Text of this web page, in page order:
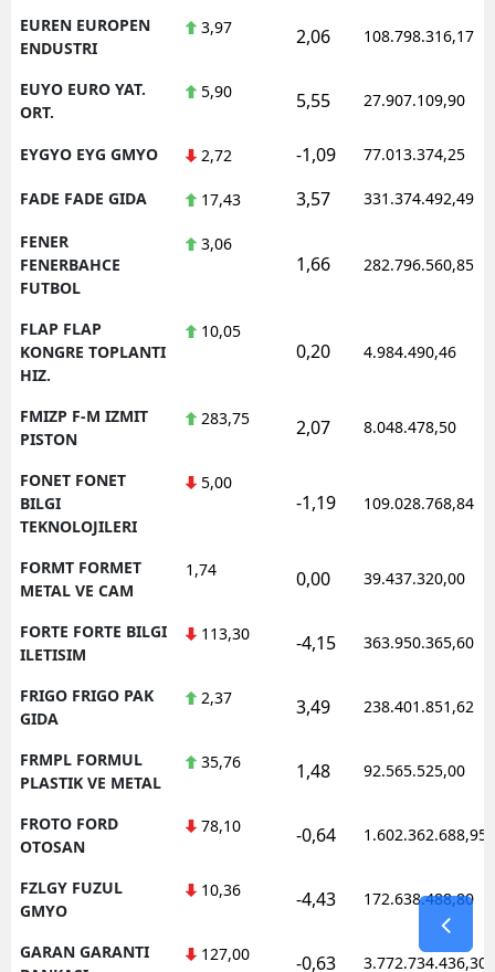
EUREN EUROPEN
ENDUSTRI
3,97 2,06 108.798.316,17
EUYO EURO YAT.
ORT.
5,90 5,55 27.907.109,90
EYGYO EYG GMYO 2,72 -1,09 77.013.374,25
FADE FADE GIDA 17,43 3,57 331.374.492,49
FENER
FENERBAHCE
FUTBOL
3,06
1,66 282.796.560,85
FLAP FLAP
KONGRE TOPLANTI
HIZ.
10,05
0,20 4.984.490,46
FMIZP F-M IZMIT
PISTON
283,75 2,07 8.048.478,50
FONET FONET
BILGI
TEKNOLOJILERI
5,00
-1,19 109.028.768,84
FORMT FORMET
METAL VE CAM
1,74 0,00 39.437.320,00
FORTE FORTE BILGI
ILETISIM
113,30 -4,15 363.950.365,60
FRIGO FRIGO PAK
GIDA
2,37 3,49 238.401.851,62
FRMPL FORMUL
PLASTIK VE METAL
35,76 1,48 92.565.525,00
FROTO FORD
OTOSAN
78,10 -0,64 1.602.362.688,95
FZLGY FUZUL
GMYO
10,36 -4,43 172.638.488,80
GARAN GARANTI
127,00 -0,63 3.772.734.436,30